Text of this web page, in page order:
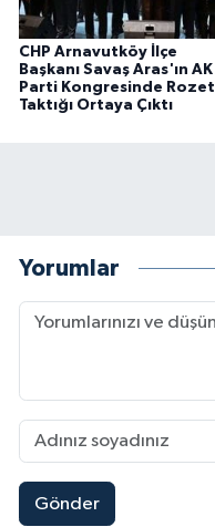
CHP Arnavutköy İlçe
Başkanı Savaş Aras'ın AK
Parti Kongresinde Rozet
Taktığı Ortaya Çıktı
Yorumlar
Gönder